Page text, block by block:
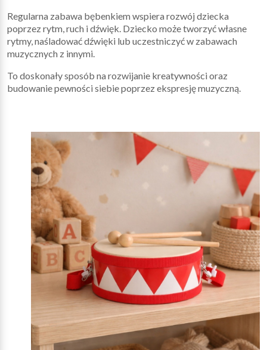
Regularna zabawa bębenkiem wspiera rozwój dziecka
poprzez rytm, ruch i dźwięk. Dziecko może tworzyć własne
rytmy, naśladować dźwięki lub uczestniczyć w zabawach
muzycznych z innymi.
To doskonały sposób na rozwijanie kreatywności oraz
budowanie pewności siebie poprzez ekspresję muzyczną.